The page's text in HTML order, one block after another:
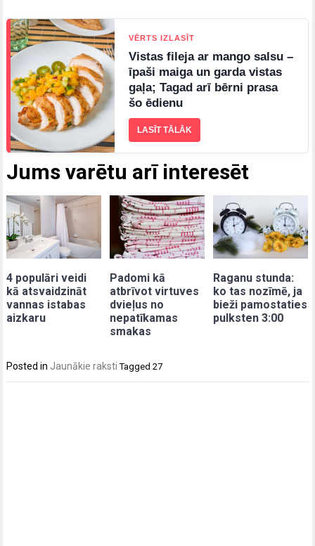
Jums varētu arī interesēt
4 populāri veidi
kā atsvaidzināt
vannas istabas
aizkaru
Padomi kā
atbrīvot virtuves
dvieļus no
nepatīkamas
smakas
Raganu stunda:
ko tas nozīmē, ja
bieži pamostaties
pulksten 3:00
VĒRTS IZLASĪT
Vistas fileja ar mango salsu –
īpaši maiga un garda vistas
gaļa; Tagad arī bērni prasa
šo ēdienu
LASĪT TĀLĀK
Posted in Jaunākie raksti Tagged27